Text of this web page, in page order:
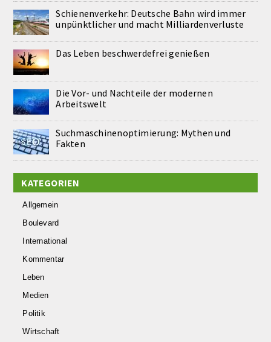
Schienenverkehr: Deutsche Bahn wird immer
unpünktlicher und macht Milliardenverluste
Das Leben beschwerdefrei genießen
Die Vor- und Nachteile der modernen
Arbeitswelt
Suchmaschinenoptimierung: Mythen und
Fakten
KATEGORIEN
Allgemein
Boulevard
International
Kommentar
Leben
Medien
Politik
Wirtschaft